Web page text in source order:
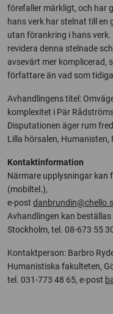
förefaller märkligt, och har
hans verk har stelnat till
utan förankring i hans
revidera denna stelnade
avsevärt mer komplicerad,
författare än vad som
Avhandlingens titel:
komplexitet i Pär
Disputationen äger rum
Lilla hörsalen,
Kontaktinformation
Närmare upplysningar kan
(mobiltel.),
e-post
Avhandlingen kan beställas
Stockholm, tel. 08-673 55
Kontaktperson: Barbro
Humanistiska fakulteten,
tel. 031-773 48 65, e-post